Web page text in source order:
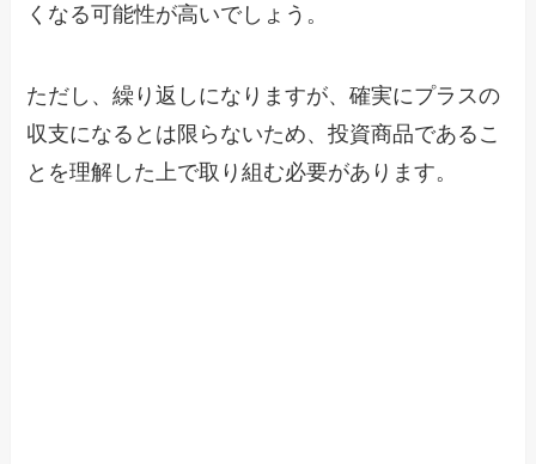
くなる可能性が高いでしょう。
ただし、繰り返しになりますが、確実にプラスの
収支になるとは限らないため、投資商品であるこ
とを理解した上で取り組む必要があります。